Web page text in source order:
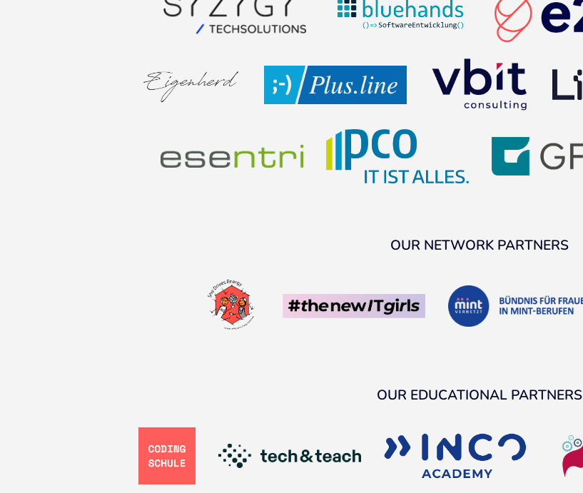
OUR NETWORK PARTNERS
OUR EDUCATIONAL PARTNERS